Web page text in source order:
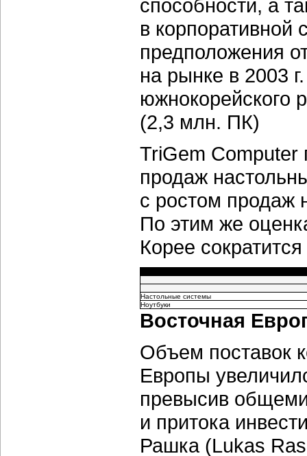
способности, а
в корпоративной
предположения
на рынке в 2003
южнокорейского
(2,3 млн. ПК)
TriGem Computer
продаж
с ростом продаж
По этим же
Корее
Настольные системы
Ноутбуки
Восточная
Объем поставок
Европы
превысив
и притока
Рашка (Lukas